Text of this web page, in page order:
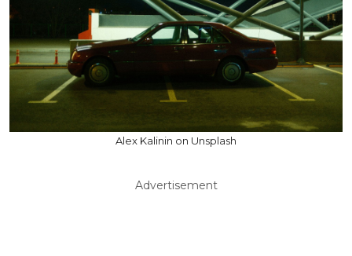
Alex Kalinin on Unsplash
Advertisement